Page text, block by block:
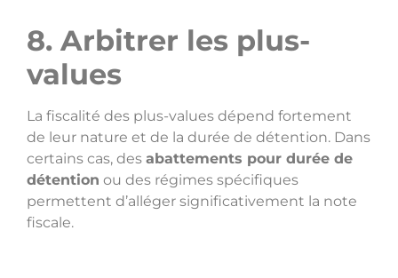
8. Arbitrer les plus-
values
La fiscalité des plus-values dépend fortement
de leur nature et de la durée de détention. Dans
certains cas, des abattements pour durée de
détention ou des régimes spécifiques
permettent d’alléger significativement la note
fiscale.